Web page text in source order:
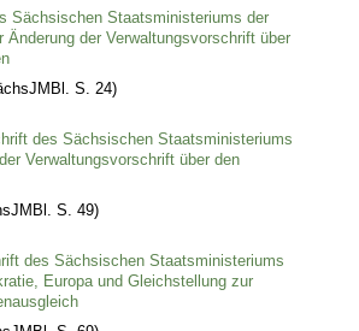
Sächsischen Staatsministeriums der
der Verwaltungsvorschrift über
S. 24)
des Sächsischen Staatsministeriums
Verwaltungsvorschrift über den
S. 49)
des Sächsischen Staatsministeriums
Europa und Gleichstellung zur